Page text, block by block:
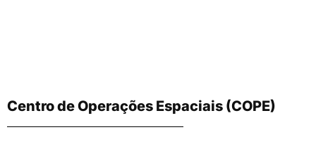
Centro de Operações Espaciais (COPE)